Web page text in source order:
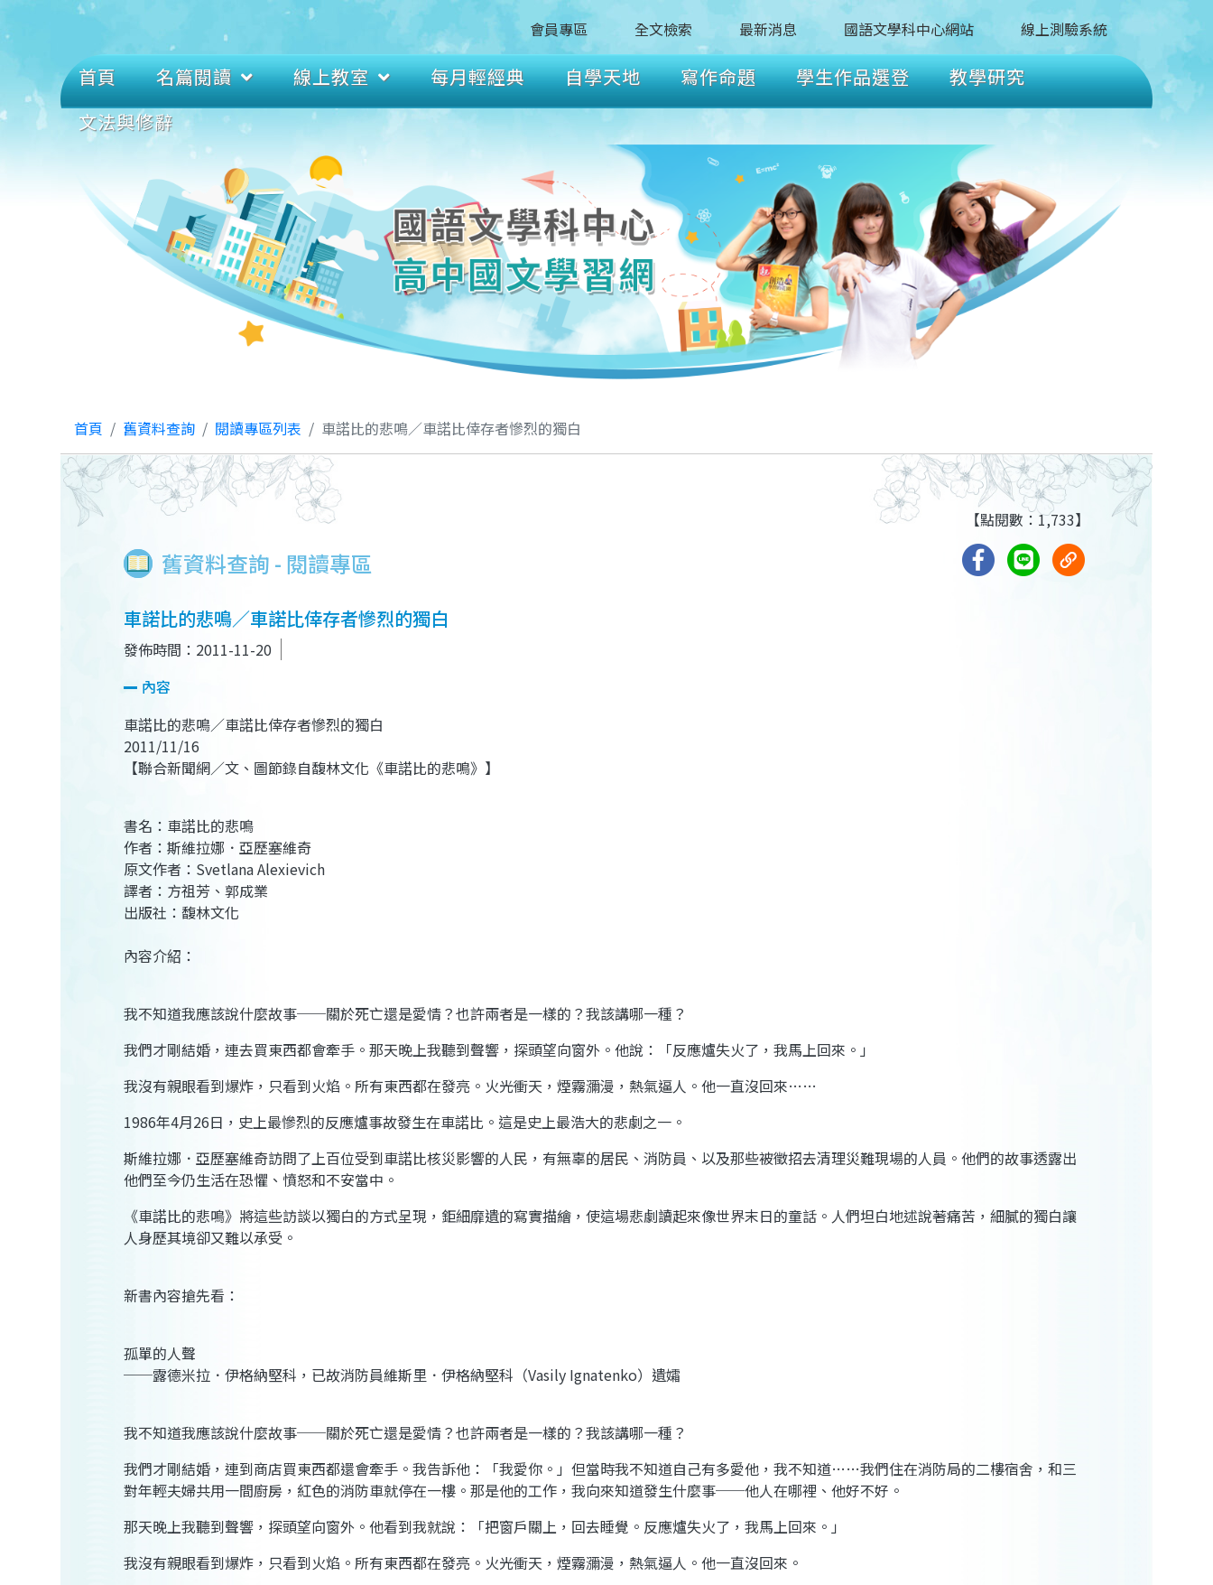
會員專區 全文檢索 最新消息 國語文學科中心網站 線上測驗系統
首頁 名篇閱讀 線上教室 每月輕經典 自學天地 寫作命題 學生作品選登
教學研究
文法與修辭
首頁 舊資料查詢 閱讀專區列表 車諾比的悲鳴／車諾比倖存者慘烈的獨白
舊資料查詢 - 閱讀專區
【點閱數：1,733】
車諾比的悲鳴／車諾比倖存者慘烈的獨白
發佈時間：2011-11-20
內容
車諾比的悲鳴／車諾比倖存者慘烈的獨白
2011/11/16
【聯合新聞網／文、圖節錄自馥林文化《車諾比的悲鳴》】
書名：車諾比的悲鳴
作者：斯維拉娜．亞歷塞維奇
原文作者：Svetlana Alexievich
譯者：方祖芳、郭成業
出版社：馥林文化
內容介紹：
我不知道我應該說什麼故事──關於死亡還是愛情？也許兩者是一樣的？我該講哪一種？
我們才剛結婚，連去買東西都會牽手。那天晚上我聽到聲響，探頭望向窗外。他說：「反應爐失火了，我馬上回來。」
我沒有親眼看到爆炸，只看到火焰。所有東西都在發亮。火光衝天，煙霧瀰漫，熱氣逼人。他一直沒回來……
1986年4月26日，史上最慘烈的反應爐事故發生在車諾比。這是史上最浩大的悲劇之一。
斯維拉娜．亞歷塞維奇訪問了上百位受到車諾比核災影響的人民，有無辜的居民、消防員、以及那些被徵招去清理災難現場的人員。他們的故事透露出
他們至今仍生活在恐懼、憤怒和不安當中。
《車諾比的悲鳴》將這些訪談以獨白的方式呈現，鉅細靡遺的寫實描繪，使這場悲劇讀起來像世界末日的童話。人們坦白地述說著痛苦，細膩的獨白讓
人身歷其境卻又難以承受。
新書內容搶先看：
孤單的人聲
──露德米拉．伊格納堅科，已故消防員維斯里．伊格納堅科（Vasily Ignatenko）遺孀
我不知道我應該說什麼故事──關於死亡還是愛情？也許兩者是一樣的？我該講哪一種？
我們才剛結婚，連到商店買東西都還會牽手。我告訴他：「我愛你。」但當時我不知道自己有多愛他，我不知道……我們住在消防局的二樓宿舍，和三
對年輕夫婦共用一間廚房，紅色的消防車就停在一樓。那是他的工作，我向來知道發生什麼事──他人在哪裡、他好不好。
那天晚上我聽到聲響，探頭望向窗外。他看到我就說：「把窗戶關上，回去睡覺。反應爐失火了，我馬上回來。」
我沒有親眼看到爆炸，只看到火焰。所有東西都在發亮。火光衝天，煙霧瀰漫，熱氣逼人。他一直沒回來。